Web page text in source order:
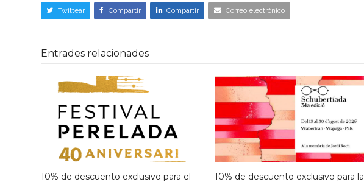
Twittear Compartir Compartir Correo electrónico
Entrades relacionades
10% de descuento exclusivo para el
10% de descuento exclusivo para la